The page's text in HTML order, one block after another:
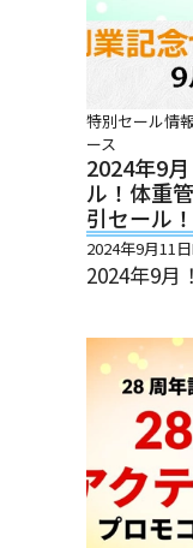
特別セール情
ース
2024年9
ル！体重
引セール！
2024年9月11日
2024年9月